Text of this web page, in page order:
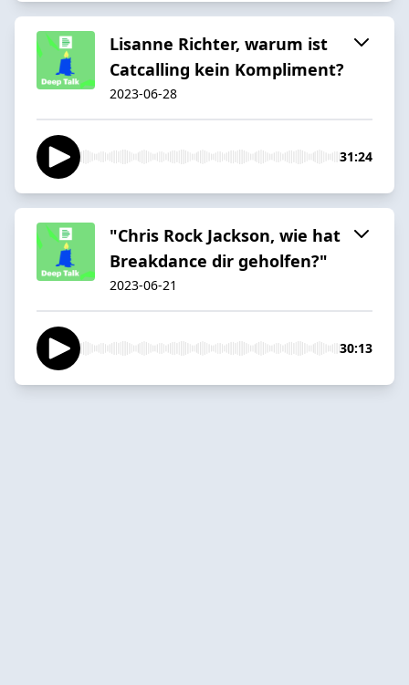
Lisanne Richter, warum ist
Catcalling kein Kompliment?
2023-06-28
31:24
"Chris Rock Jackson, wie hat
Breakdance dir geholfen?"
2023-06-21
30:13